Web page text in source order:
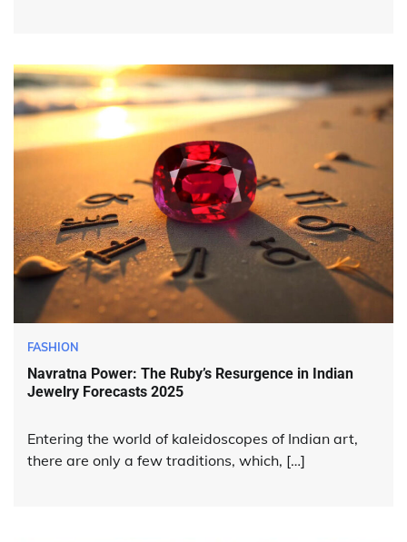
FASHION
Navratna Power: The Ruby’s Resurgence in Indian
Jewelry Forecasts 2025
Entering the world of kaleidoscopes of Indian art,
there are only a few traditions, which, […]